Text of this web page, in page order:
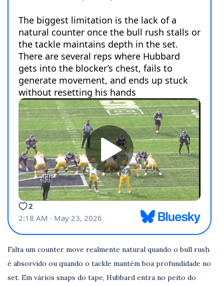
Falta um counter move realmente natural quando o bull rush
é absorvido ou quando o tackle mantém boa profundidade no
set. Em vários snaps do tape, Hubbard entra no peito do